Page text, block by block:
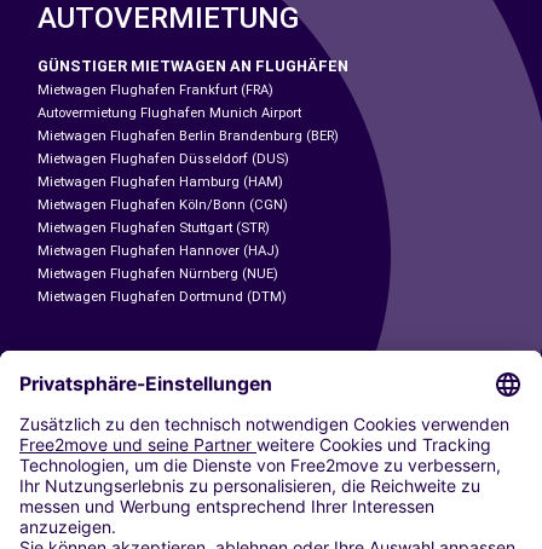
AUTOVERMIETUNG
GÜNSTIGER MIETWAGEN AN FLUGHÄFEN
Mietwagen Flughafen Frankfurt (FRA)
Autovermietung Flughafen Munich Airport
Mietwagen Flughafen Berlin Brandenburg (BER)
Mietwagen Flughafen Düsseldorf (DUS)
Mietwagen Flughafen Hamburg (HAM)
Mietwagen Flughafen Köln/Bonn (CGN)
Mietwagen Flughafen Stuttgart (STR)
Mietwagen Flughafen Hannover (HAJ)
Mietwagen Flughafen Nürnberg (NUE)
Mietwagen Flughafen Dortmund (DTM)
CARSHARING
UNSERE STÄDTE
Paris
Madrid
Washington DC
Mailand
Rom